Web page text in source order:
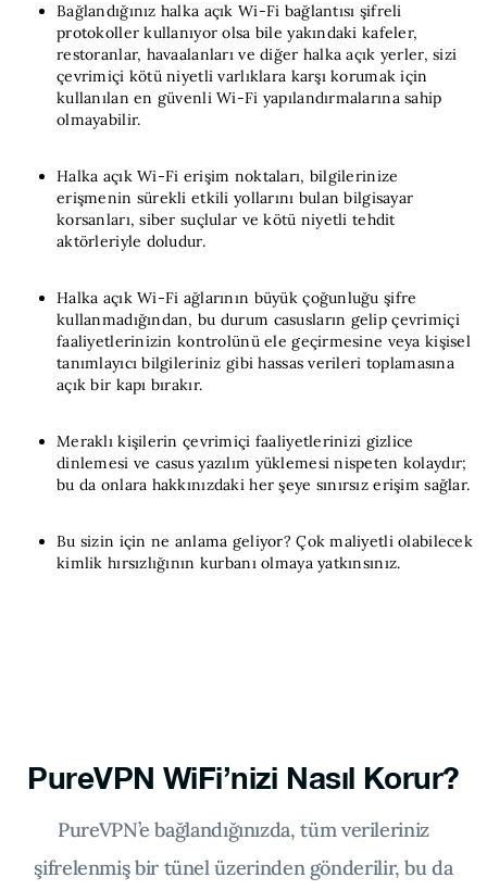
Bağlandığınız halka açık Wi-Fi bağlantısı şifreli
protokoller kullanıyor olsa bile yakındaki kafeler,
restoranlar, havaalanları ve diğer halka açık yerler, sizi
çevrimiçi kötü niyetli varlıklara karşı korumak için
kullanılan en güvenli Wi-Fi yapılandırmalarına sahip
olmayabilir.
Halka açık Wi-Fi erişim noktaları, bilgilerinize
erişmenin sürekli etkili yollarını bulan bilgisayar
korsanları, siber suçlular ve kötü niyetli tehdit
aktörleriyle doludur.
Halka açık Wi-Fi ağlarının büyük çoğunluğu şifre
kullanmadığından, bu durum casusların gelip çevrimiçi
faaliyetlerinizin kontrolünü ele geçirmesine veya kişisel
tanımlayıcı bilgileriniz gibi hassas verileri toplamasına
açık bir kapı bırakır.
Meraklı kişilerin çevrimiçi faaliyetlerinizi gizlice
dinlemesi ve casus yazılım yüklemesi nispeten kolaydır;
bu da onlara hakkınızdaki her şeye sınırsız erişim sağlar.
Bu sizin için ne anlama geliyor? Çok maliyetli olabilecek
kimlik hırsızlığının kurbanı olmaya yatkınsınız.
PureVPN WiFi’nizi Nasıl Korur?
PureVPN’e bağlandığınızda, tüm verileriniz
şifrelenmiş bir tünel üzerinden gönderilir, bu da